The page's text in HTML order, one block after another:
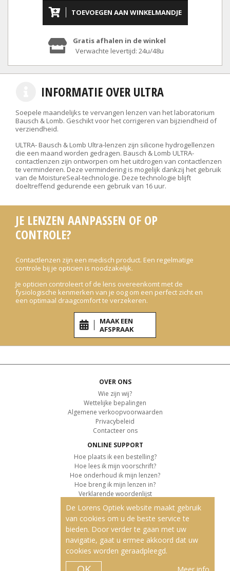
TOEVOEGEN AAN WINKELMANDJE
Gratis afhalen in de winkel
Verwachte levertijd: 24u/48u
INFORMATIE OVER ULTRA
Soepele maandelijks te vervangen lenzen van het laboratorium
Bausch & Lomb. Geschikt voor het corrigeren van bijziendheid of
verziendheid.
ULTRA- Bausch & Lomb Ultra-lenzen zijn silicone hydrogellenzen
die een maand worden gedragen. Bausch & Lomb ULTRA-
contactlenzen zijn ontworpen om het uitdrogen van contactlenzen
te verminderen. Deze vermindering is mogelijk dankzij het gebruik
van de MoistureSeal-technologie. Deze technologie blijft
doeltreffend gedurende een gebruik van 16 uur.
JE LENZEN AANPASSEN OF OP
CONTROLE?
Contactlenzen zijn een medisch product. Een regelmatige
controle bij je opticien is noodzakelijk.
Je opticien controleert of de lens overeenkomt met de
fysiologische kenmerken van je oog om een perfect zicht en
een optimaal draagcomfort te verzekeren.
MAAK EEN
AFSPRAAK
OVER ONS
Wie zijn wij?
Wettelijke bepalingen
Algemene verkoopvoorwaarden
Privacybeleid
Contacteer ons
ONLINE SUPPORT
Hoe plaats ik een bestelling?
Hoe lees ik mijn voorschrift?
Hoe onderhoud ik mijn lenzen?
Hoe breng ik mijn lenzen in?
Verklarende woordenlijst
KLANTENSERVICE
Informatie over de levering
Informatie over de betaling
Retourvoorwaarden
ONZE PRODUCTEN
Contactlenzen
De Lorens Optiek website maakt gebruik
van cookies om u de beste service te
bieden. Door verder te gaan met uw
navigatie, gaat u ermee akkoord dat uw
cookies worden geraadpleegd.